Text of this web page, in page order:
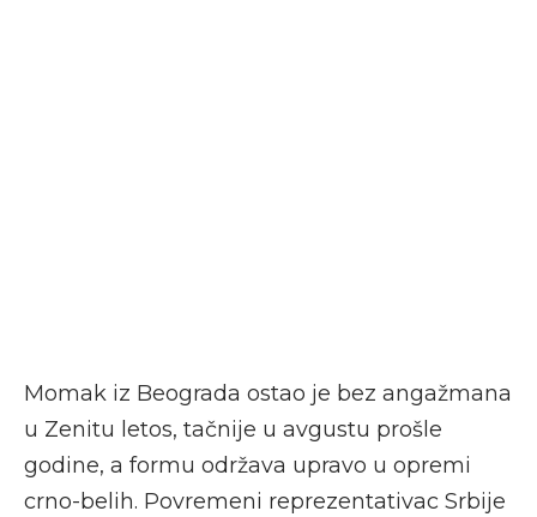
Momak iz Beograda ostao je bez angažmana
u Zenitu letos, tačnije u avgustu prošle
godine, a formu održava upravo u opremi
crno-belih. Povremeni reprezentativac Srbije